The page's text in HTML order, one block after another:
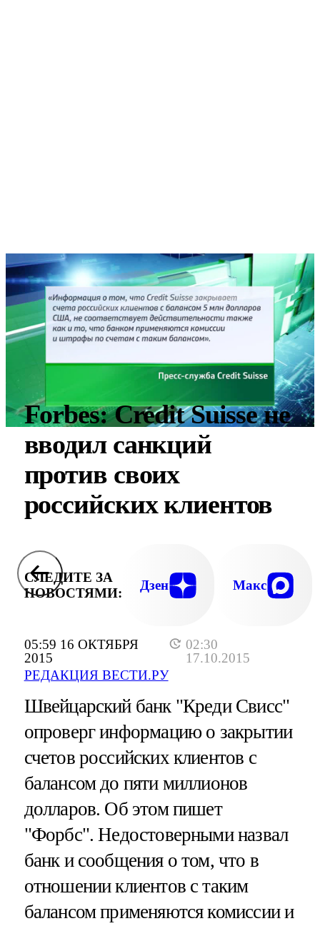
05:59 16 ОКТЯБРЯ
2015
02:30
17.10.2015
РЕДАКЦИЯ ВЕСТИ.РУ
Forbes: Credit Suisse не
вводил санкций
против своих
российских клиентов
СЛЕДИТЕ ЗА
НОВОСТЯМИ:
Дзен Макс
Швейцарский банк "Креди Свисс"
опроверг информацию о закрытии
счетов российских клиентов с
балансом до пяти миллионов
долларов. Об этом пишет
"Форбс". Недостоверными назвал
банк и сообщения о том, что в
отношении клиентов с таким
балансом применяются комиссии и